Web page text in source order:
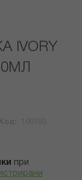
IVORY
при